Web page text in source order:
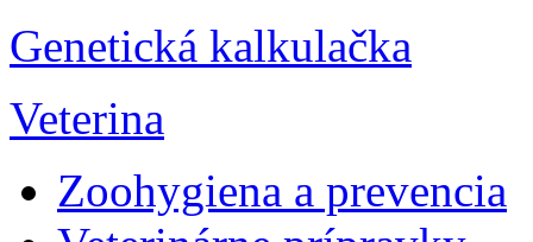
Genetická kalkulačka
Veterina
Zoohygiena a prevencia